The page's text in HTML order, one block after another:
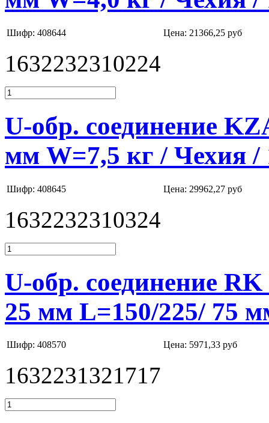
Шифр: 408644 Цена: 21366,25 руб
1632232310224
U-обр. соединение
мм W=7,5 кг / Чехия /
Шифр: 408645 Цена: 29962,27 руб
1632232310324
U-обр. соединение
25 мм L=150/225/ 75
Шифр: 408570 Цена: 5971,33 руб
1632231321717